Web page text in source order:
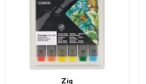
Zig